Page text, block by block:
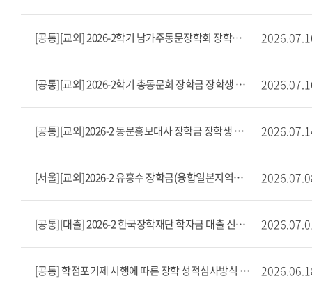
[공통][교외] 2026-2학기 남가주동문장학회 장학생 선발 공고
[공통][교외] 2026-2학기 총동문회 장학금 장학생 선발 공고
[공통][교외]2026-2 동문홍보대사 장학금 장학생 모집(~8/12)
[서울][교외]2026-2 유흥수 장학금(융합일본지역학부 재학생 대상) 장학생 선발(~8/7)
[공통][대출] 2026-2 한국장학재단 학자금 대출 신청 안내
[공통] 학점포기제 시행에 따른 장학 성적심사방식 안내